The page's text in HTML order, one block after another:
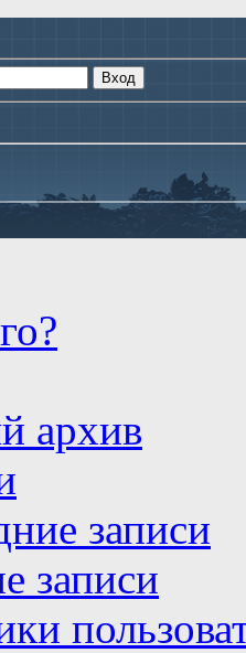
архив
записи
записи